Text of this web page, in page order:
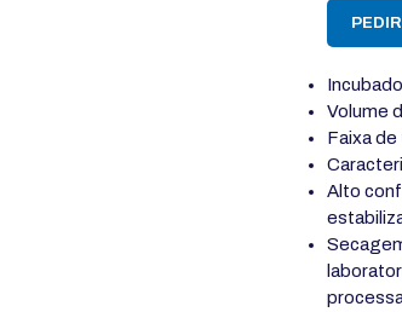
Volume
Faixa
Alto